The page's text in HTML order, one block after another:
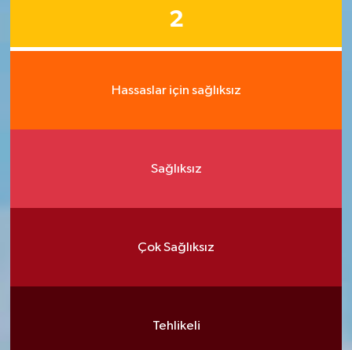
2
Hassaslar için sağlıksız
Sağlıksız
Çok Sağlıksız
Tehlikeli